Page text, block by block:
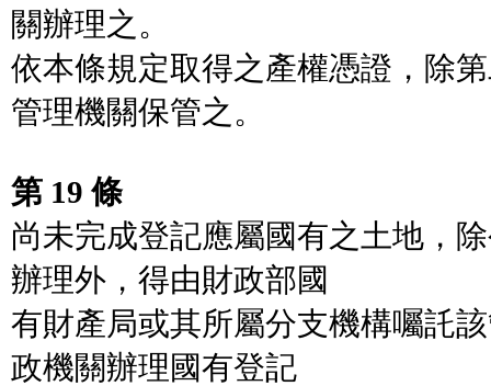
關辦理之。
依本條規定取得之產權憑證，除
管理機關保管之。
第 19 條
尚未完成登記應屬國有之土地，
辦理外，得由財政部國
有財產局或其所屬分支機構囑託
政機關辦理國有登記